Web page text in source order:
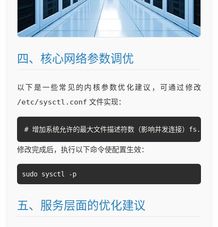
四、核心网络参数调优
以下是一些常见的内核参数优化建议，可通过修改
/etc/sysctl.conf 文件实现：
# 增加系统允许的最大文件描述符数（影响并发连接）
修改完成后，执行以下命令使配置生效：
sudo sysctl -p
五、服务层面的优化建议